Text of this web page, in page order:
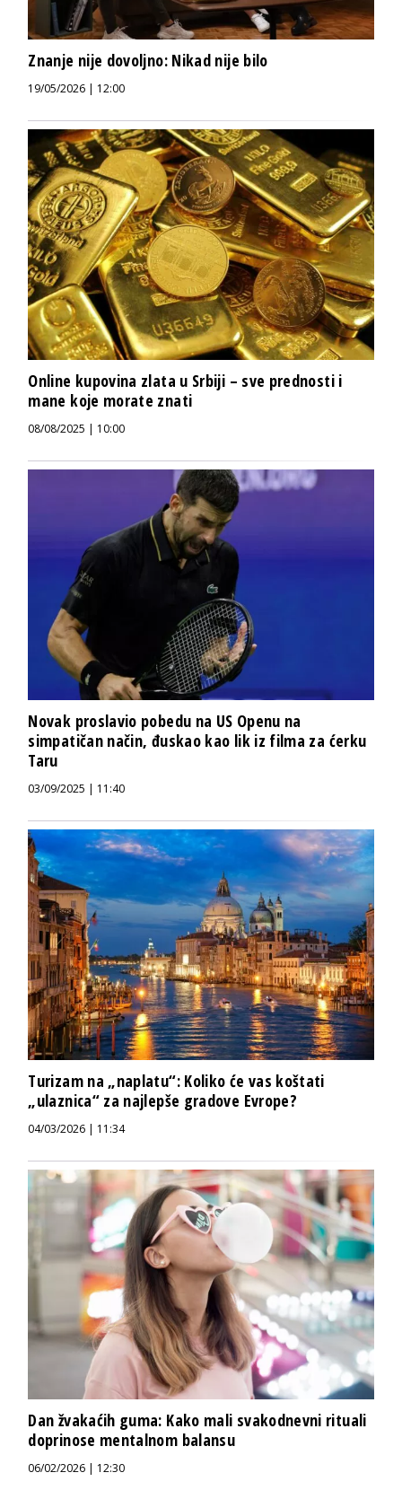
Znanje nije dovoljno: Nikad nije bilo
19/05/2026 | 12:00
Online kupovina zlata u Srbiji – sve prednosti i
mane koje morate znati
08/08/2025 | 10:00
Novak proslavio pobedu na US Openu na
simpatičan način, đuskao kao lik iz filma za ćerku
Taru
03/09/2025 | 11:40
Turizam na „naplatu“: Koliko će vas koštati
„ulaznica“ za najlepše gradove Evrope?
04/03/2026 | 11:34
Dan žvakaćih guma: Kako mali svakodnevni rituali
doprinose mentalnom balansu
06/02/2026 | 12:30